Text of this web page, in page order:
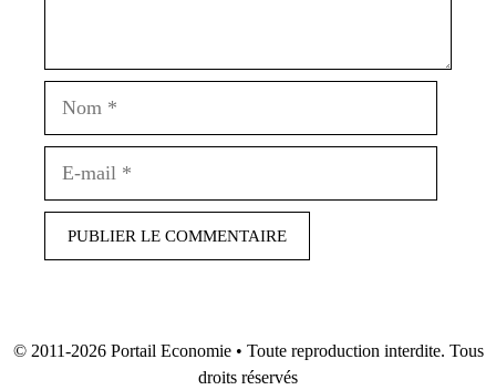
© 2011-2026 Portail Economie• Toute reproduction interdite. Tous
droits réservés